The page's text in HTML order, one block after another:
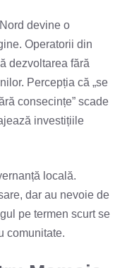
devine o
Operatorii din
dezvoltarea fără
Percepția că „se
consecințe” scade
investițiile
locală.
dar au nevoie de
pe termen scurt se
comunitate.